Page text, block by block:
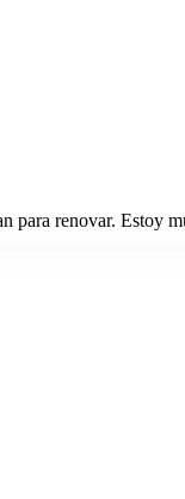
para renovar. Estoy